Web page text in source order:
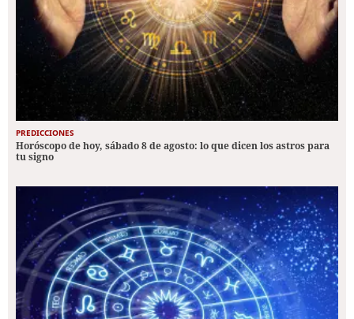
PREDICCIONES
Horóscopo de hoy, sábado 8 de agosto: lo que dicen los astros para
tu signo